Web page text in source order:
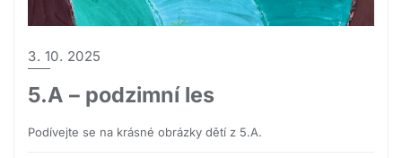
3. 10. 2025
5.A – podzimní les
Podívejte se na krásné obrázky dětí z 5.A.